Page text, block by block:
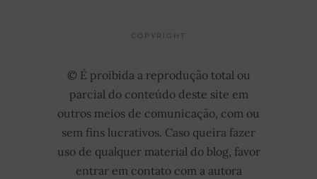
COPYRIGHT
© É proibida a reprodução total ou
parcial do conteúdo deste site em
outros meios de comunicação, com ou
sem fins lucrativos. Caso queira fazer
uso de qualquer material do blog, favor
entrar em contato com a autora